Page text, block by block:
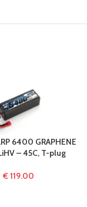
6400 GRAPHENE
– 45C, T-plug
€119.00